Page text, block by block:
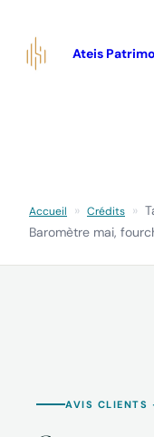
contenu
Ateis
Accueil » Crédits »
Baromètre mai,
AVIS CLIENTS